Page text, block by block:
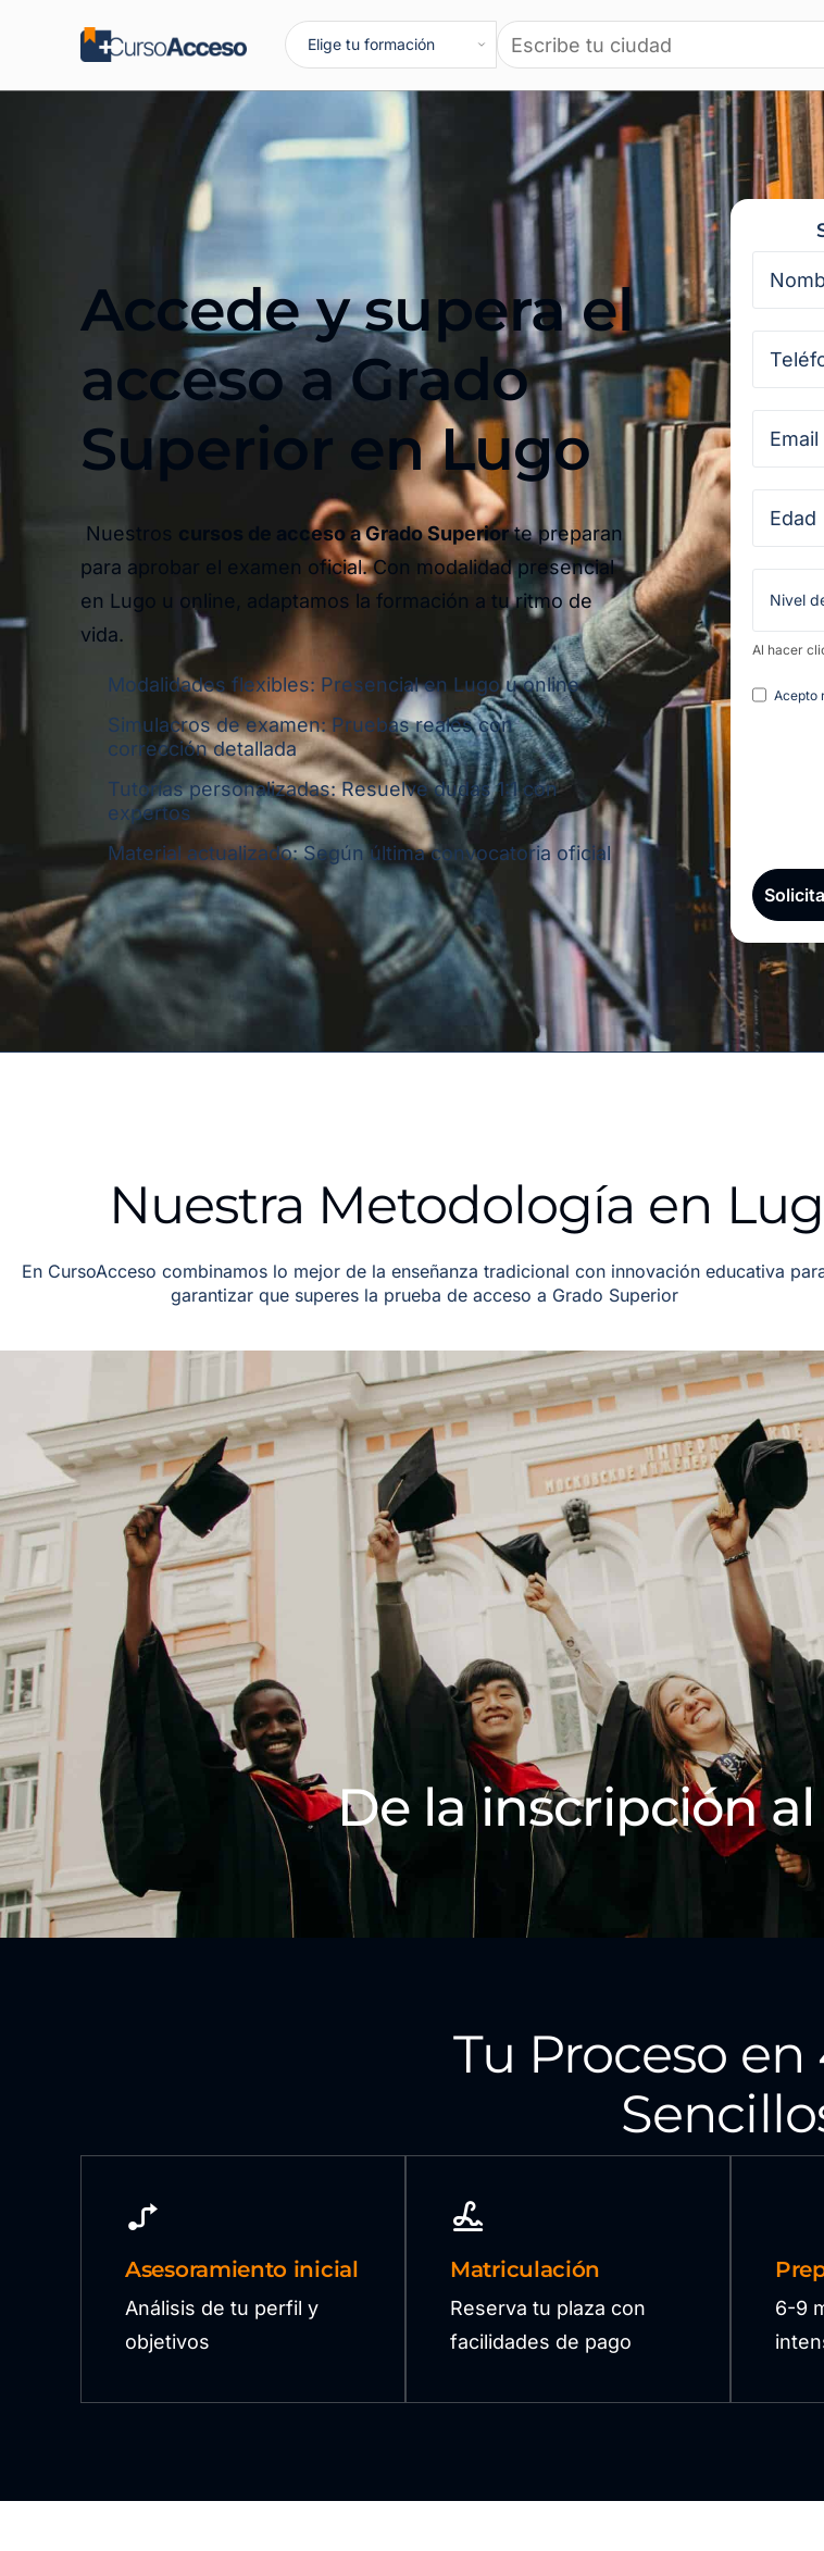
Accede y supera el
acceso a Grado
Superior en Lugo​
Nuestros cursos de acceso a Grado Superiorte preparan
para aprobar el examen oficial. Con modalidad presencial
en Lugo u online, adaptamos la formación a tu ritmo de
vida.
Modalidades flexibles: Presencial en Lugo u online
Simulacros de examen: Pruebas reales con
corrección detallada
Tutorías personalizadas: Resuelve dudas 1:1 con
expertos
Material actualizado: Según última convocatoria oficial
Al hacer
Acepto
Nuestra Metodología en
En CursoAcceso combinamos lo mejor de la enseñanza tradicional con innovación educativa
garantizar que superes la prueba de acceso a Grado Superior
De la inscripción
Tu Proceso en
Asesoramiento inicial
Análisis de tu perfil y
objetivos
Matriculación
Reserva tu plaza con
facilidades de pago
6-9